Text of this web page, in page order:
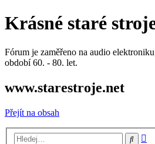
Krásné staré
Fórum je zaměřeno na audio
období 60. - 80. let.
www.starestroje.net
Přejít na obsah
Hledat